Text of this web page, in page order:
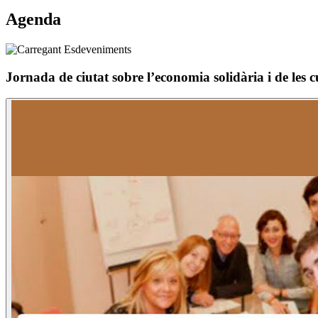
Agenda
Jornada de ciutat sobre l’economia solidària i de les